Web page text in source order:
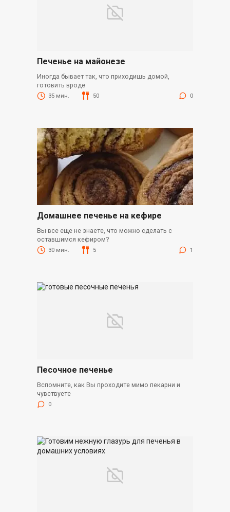
Печенье на майонезе
Иногда бывает так, что приходишь домой,
готовить вроде
35 мин. 50 0
Домашнее печенье на кефире
Вы все еще не знаете, что можно сделать с
оставшимся кефиром?
30 мин. 5 1
Песочное печенье
Вспомните, как Вы проходите мимо пекарни и
чувствуете
0